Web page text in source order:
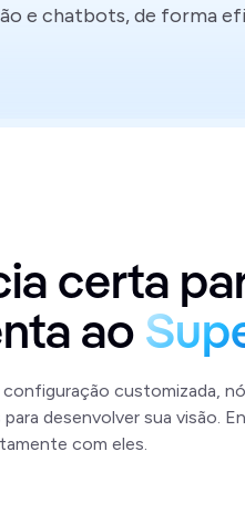
e chatbots, de forma
certa
ao
configuração customizada,
desenvolver sua visão.
com eles.